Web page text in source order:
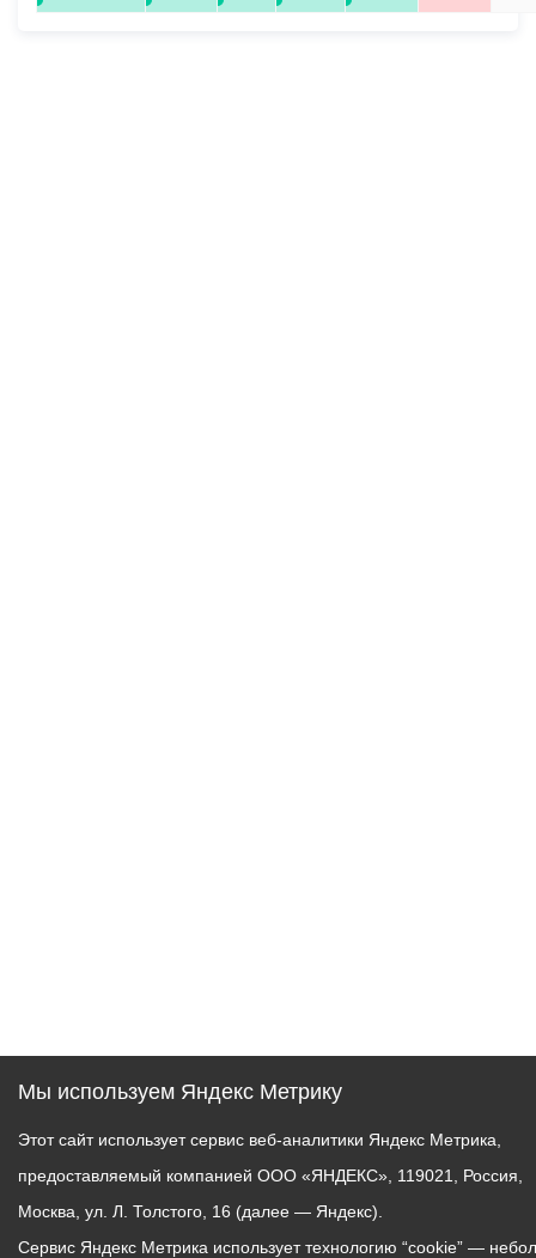
Мы используем Яндекс Метрику
Этот сайт использует сервис веб-аналитики Яндекс Метрика,
предоставляемый компанией ООО «ЯНДЕКС», 119021, Россия,
Москва, ул. Л. Толстого, 16 (далее — Яндекс).
Сервис Яндекс Метрика использует технологию “cookie” —